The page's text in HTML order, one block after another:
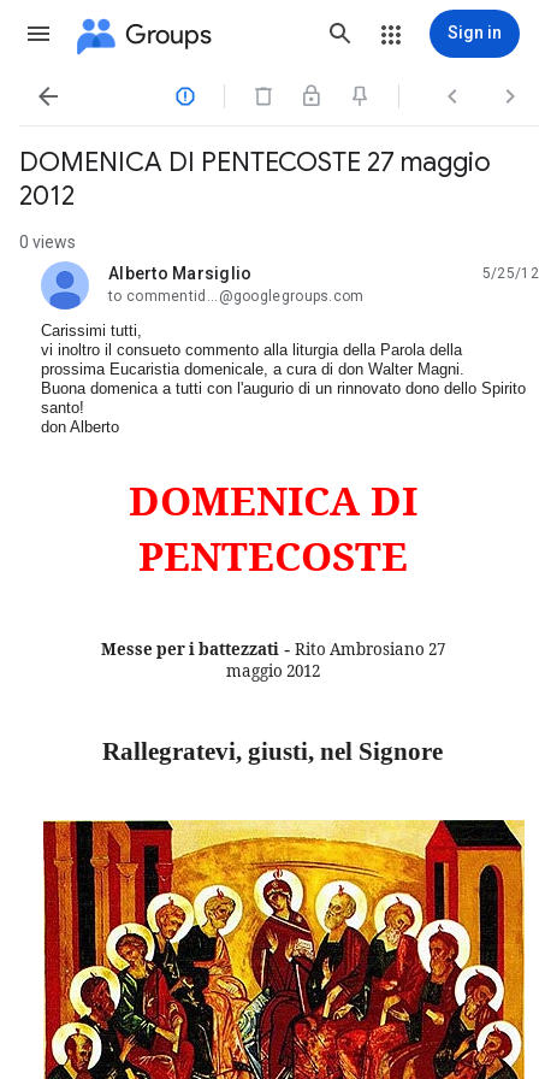
Groups Sign in
   
DOMENICA DI PENTECOSTE 27 maggio
2012
0 views
Alberto Marsiglio
unread,
5/25/12
to commentid...@googlegroups.com
Carissimi tutti,
vi inoltro il consueto commento alla liturgia della Parola della
prossima Eucaristia domenicale, a cura di don Walter Magni.
Buona domenica a tutti con l'augurio di un rinnovato dono dello Spirito
santo!
don Alberto
DOMENICA DI
PENTECOSTE
Messe per i battezzati - Rito Ambrosiano 27
maggio 2012
Rallegratevi, giusti, nel Signore